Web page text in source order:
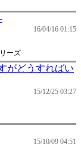
16/04/16 01:15
ーズ
がどうすればい
15/12/25 03:27
15/10/09 04:51